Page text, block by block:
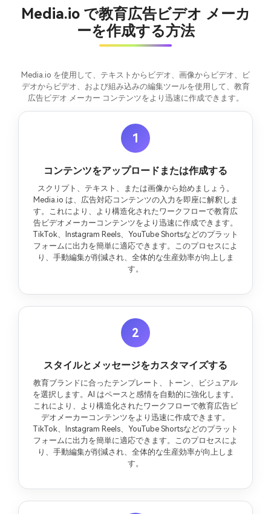
Media.io で教育広告ビデオ メーカ
ーを作成する方法
Media.io を使用して、テキストからビデオ、画像からビデオ、ビ
デオからビデオ、および組み込みの編集ツールを使用して、教育
広告ビデオ メーカー コンテンツをより迅速に作成できます。
1
コンテンツをアップロードまたは作成する
スクリプト、テキスト、または画像から始めましょう。
Media.io は、広告対応コンテンツの入力を即座に解釈しま
す。これにより、より構造化されたワークフローで教育広
告ビデオメーカーコンテンツをより迅速に作成できます。
TikTok、Instagram Reels、YouTube Shortsなどのプラット
フォームに出力を簡単に適応できます。このプロセスによ
り、手動編集が削減され、全体的な生産効率が向上しま
す。
2
スタイルとメッセージをカスタマイズする
教育ブランドに合ったテンプレート、トーン、ビジュアル
を選択します。AI はペースと感情を自動的に強化します。
これにより、より構造化されたワークフローで教育広告ビ
デオメーカーコンテンツをより迅速に作成できます。
TikTok、Instagram Reels、YouTube Shortsなどのプラット
フォームに出力を簡単に適応できます。このプロセスによ
り、手動編集が削減され、全体的な生産効率が向上しま
す。